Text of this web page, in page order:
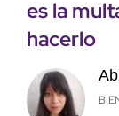
es la
hacerlo